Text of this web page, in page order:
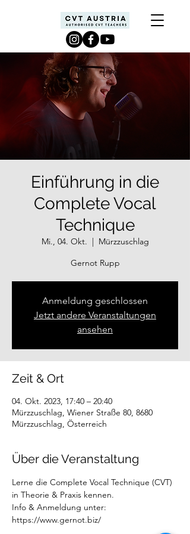
Einführung in die
Complete Vocal
Technique
Mi., 04. Okt.
  |
Mürzzuschlag
Gernot Rupp
Anmeldung geschlossen
Jetzt andere Veranstaltungen
ansehen
Zeit & Ort
04. Okt. 2023, 17:40 – 20:40
Mürzzuschlag, Wiener Straße 80, 8680
Mürzzuschlag, Österreich
Über die Veranstaltung
Lerne die Complete Vocal Technique (CVT)
in Theorie & Praxis kennen.
Info & Anmeldung unter:
https://www.gernot.biz/